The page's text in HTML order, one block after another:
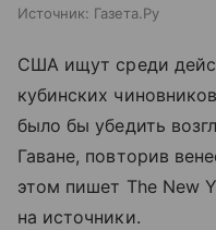
Источник: Газета.Ру
США ищут среди
кубинских
было бы убедить
Гаване, повторив
этом пишет The New
на источники.